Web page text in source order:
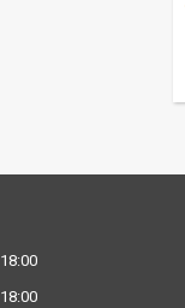
18:00
18:00